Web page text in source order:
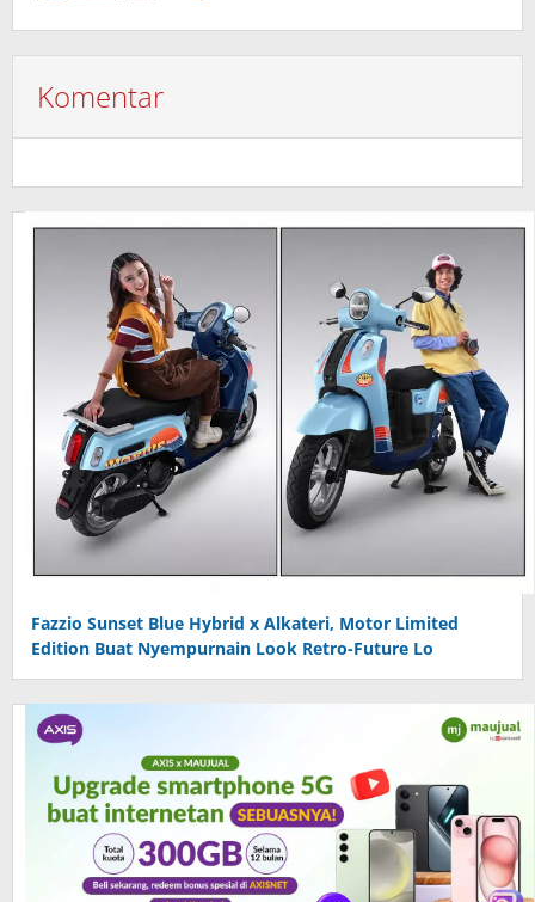
Komentar
Fazzio Sunset Blue Hybrid x Alkateri, Motor Limited
Edition Buat Nyempurnain Look Retro-Future Lo